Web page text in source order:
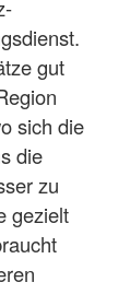
gut
sich die
die
zu
gezielt